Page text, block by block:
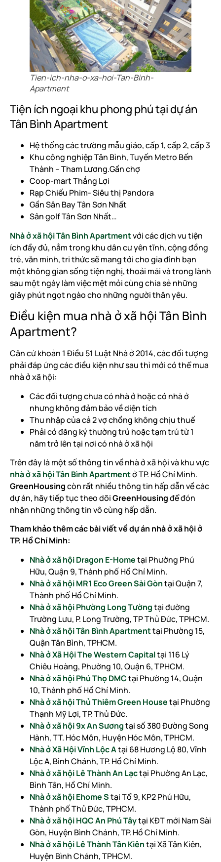
Tien-ich-nha-o-xa-hoi-Tan-Binh-
Apartment
Tiện ích ngoại khu phong phú tại dự án
Tân Bình Apartment
Hệ thống các trường mẫu giáo, cấp 1, cấp 2, cấp 3
Khu công nghiệp Tân Bình, Tuyến Metro Bến
Thành – Tham Lương.Gần chợ
Coop-mart Thắng Lợi
Rạp Chiếu Phim- Siêu thị Pandora
Gần Sân Bay Tân Sơn Nhất
Sân golf Tân Sơn Nhất…
Nhà ở xã hội Tân Bình Apartmentvới các dịch vu tiện
ích đầy đủ, nằm trong khu dân cư yên tĩnh, cộng đồng
trẻ, văn minh, tri thức sẽ mang tới cho gia đình bạn
một không gian sống tiện nghị, thoải mái và trong lành
sau một ngày làm việc mệt mỏi cùng chia sẻ những
giây phút ngọt ngào cho những người thân yêu.
Điều kiện mua nhà ở xã hội Tân Bình
Apartment?
Căn cứ khoản 1 Điều 51 Luật Nhà ở 2014, các đối tượng
phải đáp ứng các điều kiện như sau thì mới có thể mua
nhà ở xã hội:
Các đối tượng chưa có nhà ở hoặc có nhà ở
nhưng không đảm bảo về diện tích
Thu nhập của cả 2 vợ chồng không chịu thuế
Phải có đăng ký thường trú hoặc tạm trú từ 1
năm trở lên tại nơi có nhà ở xã hội
Trên đây là một số thông tin về nhà ở xã hội và khu vực
nhà ở xã hội Tân Bình Apartmentở TP. Hồ Chí Minh.
GreenHousingcòn rất nhiều thông tin hấp dẫn về các
dự án, hãy tiếp tục theo dõiGreenHousingđể đón
nhận những thông tin vô cùng hấp dẫn.
Tham khảo thêm các bài viết về dự án nhà ở xã hội ở
TP. Hồ Chí Minh:
Nhà ở xã hội Dragon E-Hometại Phường Phú
Hữu, Quận 9, Thành phố Hồ Chí Minh.
Nhà ở xã hội MR1 Eco Green Sài Gòntại Quận 7,
Thành phố Hồ Chí Minh.
Nhà ở xã hội Phường Long Tườngtại đường
Trường Lưu, P. Long Trường, TP Thủ Đức, TPHCM.
Nhà ở xã hội Tân Bình Apartmenttại Phường 15,
Quận Tân Bình, TPHCM.
Nhà ở Xã Hội The Western Capitaltại 116 Lý
Chiêu Hoàng, Phường 10, Quận 6, TPHCM.
Nhà ở xã hội Phú Thọ DMCtại Phường 14, Quận
10, Thành phố Hồ Chí Minh.
Nhà ở xã hội Thủ Thiêm Green Housetại Phường
Thạnh Mỹ Lợi, TP. Thủ Đức.
Nhà ở xã hội 9x An Sươngtại số 380 Đường Song
Hành, TT. Hóc Môn, Huyện Hóc Môn, TPHCM.
Nhà ở Xã Hội Vĩnh Lộc Atại 68 Hương Lộ 80, Vĩnh
Lộc A, Bình Chánh, TP. Hồ Chí Minh.
Nhà ở xã hội Lê Thành An Lạctại Phường An Lạc,
Bình Tân, Hồ Chí Minh.
Nhà ở xã hội Ehome Stại Tổ 9, KP2 Phú Hữu,
Thành phố Thủ Đức, TPHCM.
Nhà ở xã hội HQC An Phú Tâytại KĐT mới Nam Sài
Gòn, Huyện Bình Chánh, TP. Hồ Chí Minh.
Nhà ở xã hội Lê Thành Tân Kiêntại Xã Tân Kiên,
Huyện Bình Chánh, TPHCM.